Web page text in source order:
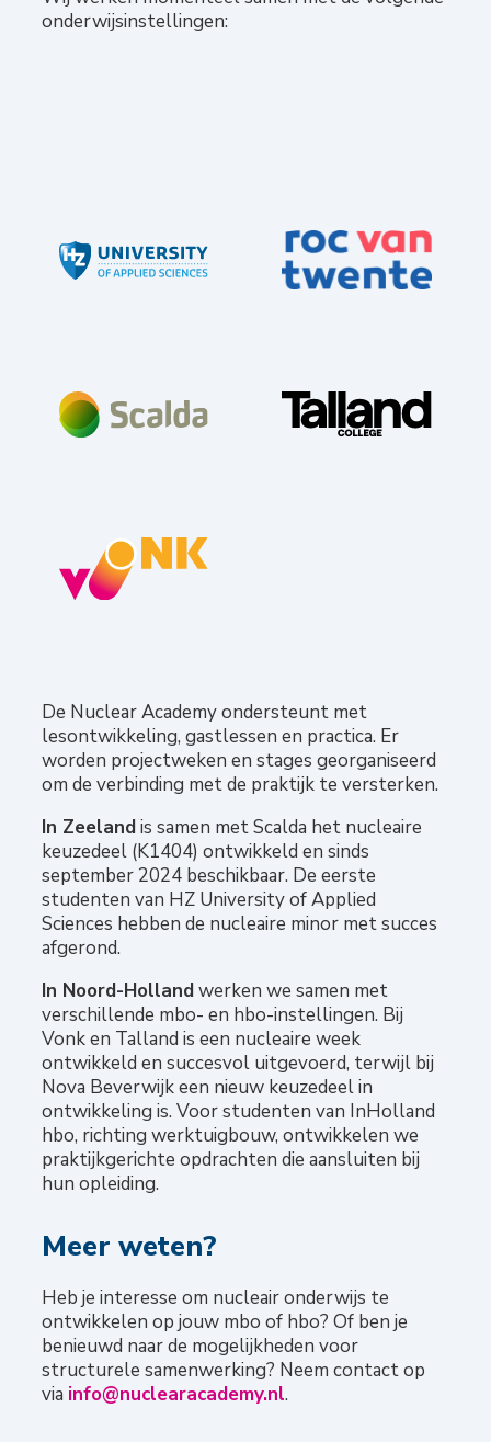
onderwijsinstellingen:
De Nuclear Academy ondersteunt met
lesontwikkeling, gastlessen en practica. Er
worden projectweken en stages georganiseerd
om de verbinding met de praktijk te versterken.
In Zeelandis samen met Scalda het nucleaire
keuzedeel (K1404) ontwikkeld en sinds
september 2024 beschikbaar. De eerste
studenten van HZ University of Applied
Sciences hebben de nucleaire minor met succes
afgerond.
In Noord-Hollandwerken we samen met
verschillende mbo- en hbo-instellingen. Bij
Vonk en Talland is een nucleaire week
ontwikkeld en succesvol uitgevoerd, terwijl bij
Nova Beverwijk een nieuw keuzedeel in
ontwikkeling is. Voor studenten van InHolland
hbo, richting werktuigbouw, ontwikkelen we
praktijkgerichte opdrachten die aansluiten bij
hun opleiding.
Meer weten?
Heb je interesse om nucleair onderwijs te
ontwikkelen op jouw mbo of hbo? Of ben je
benieuwd naar de mogelijkheden voor
structurele samenwerking? Neem contact op
via info@nuclearacademy.nl.